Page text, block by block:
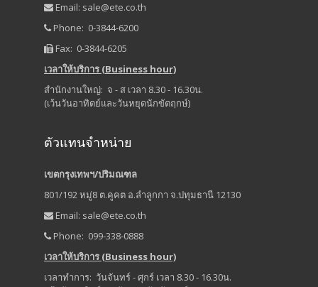
Email: sale@ete.co.th
Phone: 0-3844-6200
Fax: 0-3844-6205
เวลาให้บริการ (Business hour)
สำนักงานใหญ่: จ - ส เวลา 8.30 - 16.30น.
(เว้นวันอาทิตย์และวันหยุดนักขัตฤกษ์)
ตัวแทนจำหน่าย
เขตกรุงเทพฯ/ปริมณฑล
801/192 หมู่8 ต.คูคต อ.ลำลูกกา จ.ปทุมธานี 12130
Email: sale@ete.co.th
Phone: 099-338-0888
เวลาให้บริการ (Business hour)
เวลาทำการ: วันจันทร์ - ศุกร์ เวลา 8.30 - 16.30น.